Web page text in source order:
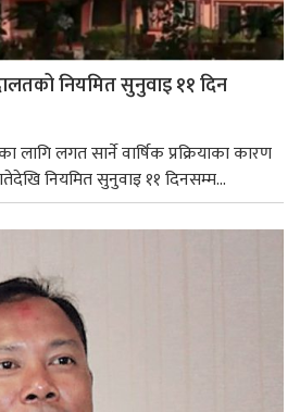
नियमित सुनुवाइ ११ दिन
लागि लगत सार्ने वार्षिक प्रक्रियाका कारण
नियमित सुनुवाइ ११ दिनसम्म...